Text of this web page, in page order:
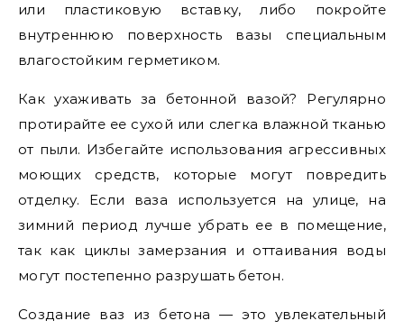
или пластиковую вставку, либо покройте
внутреннюю поверхность вазы специальным
влагостойким герметиком.
Как ухаживать за бетонной вазой? Регулярно
протирайте ее сухой или слегка влажной тканью
от пыли. Избегайте использования агрессивных
моющих средств, которые могут повредить
отделку. Если ваза используется на улице, на
зимний период лучше убрать ее в помещение,
так как циклы замерзания и оттаивания воды
могут постепенно разрушать бетон.
Создание ваз из бетона — это увлекательный